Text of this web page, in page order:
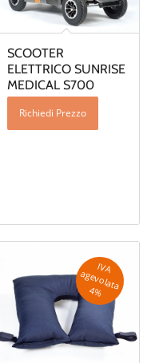
SCOOTER
ELETTRICO SUNRISE
MEDICAL S700
Richiedi Prezzo
IV
A
a
g
e
v
o
la
ta
4
%